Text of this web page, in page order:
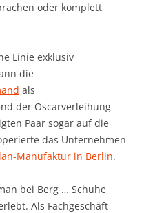
oder komplett
Linie exklusiv
die
als
der Oscarverleihung
Paar sogar auf die
das Unternehmen
Manufaktur in Berlin.
bei Berg … Schuhe
Als Fachgeschäft